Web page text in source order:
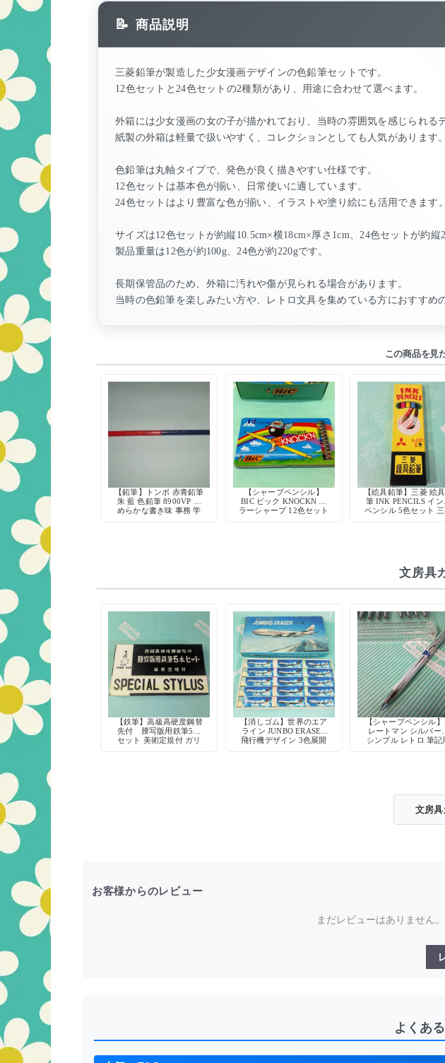
商品説明
三菱鉛筆が製造した少女漫画デザインの色鉛筆セットです。
12色セットと24色セットの2種類があり、用途に合わせて選べます。
外箱には少女漫画の女の子が描かれており、当時の雰囲気を感じられる
紙製の外箱は軽量で扱いやすく、コレクションとしても人気があります。
色鉛筆は丸軸タイプで、発色が良く描きやすい仕様です。
12色セットは基本色が揃い、日常使いに適しています。
24色セットはより豊富な色が揃い、イラストや塗り絵にも活用できます。
サイズは12色セットが約縦10.5cm×横18cm×厚さ1cm、24色セットが約縦
製品重量は12色が約100g、24色が約220gです。
長期保管品のため、外箱に汚れや傷が見られる場合があります。
当時の色鉛筆を楽しみたい方や、レトロ文具を集めている方におすすめ
この商品を見
【鉛筆】トンボ 赤青鉛筆
朱 藍 色鉛筆 8900VP な
めらかな書き味 事務 学
【シャープペンシル】
BIC ビック KNOCKN カ
ラーシャープ 12色セット
【絵具鉛筆】三菱 絵
筆 INK PENCILS イン
ペンシル 5色セット
文房具
【鉄筆】高級高硬度鋼替
先付 謄写版用鉄筆5本
セット 美術定規付 ガリ
【消しゴム】世界のエア
ライン JUNBO ERASER
飛行機デザイン 3色展開
【シャープペンシル
レートマン シルバー軸
シンプル レトロ 筆記
文房具
お客様からのレビュー
まだレビューはありません
よくあ